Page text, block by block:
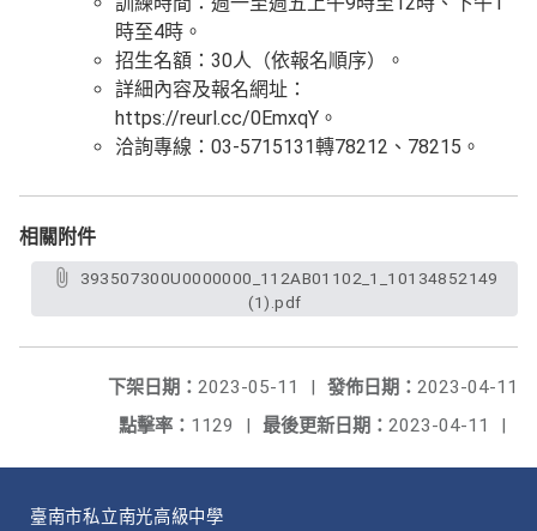
時至4時。
招生名額：30人（依報名順序）。
詳細內容及報名網址：
https://reurl.cc/0EmxqY。
洽詢專線：03-5715131轉78212、78215。
相關附件
(1).pdf
發佈日期： 2023-04-11
下架日期： 2023-05-11
|
最後更新日期： 2023-04-11 |
點擊率： 1129 |
臺南市私立南光高級中學